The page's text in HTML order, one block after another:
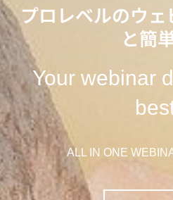
プロレベルのウ
と簡
Your webinar
ALL IN ONE